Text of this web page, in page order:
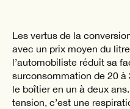
Les vertus de la
avec un prix moyen du
l’automobiliste réduit sa
surconsommation de 20 à
le boîtier en un à deux
tension, c’est une